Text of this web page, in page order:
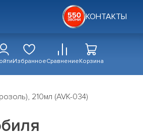
КОНТАКТЫ
ИзбранноеСравнениеКорзина
210мл (AVK-034)